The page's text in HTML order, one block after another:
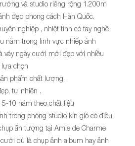
và studio riêng rộng 1.200m
đẹp phong cách Hàn Quốc.
nghiệp , nhiệt tình có tay nghề
năm trong lĩnh vực nhiếp ảnh
váy ngày cưới mới đẹp với nhiều
chọn
phẩm chất lượng .
tự nhiên .
10 năm theo chất liệu
trong phòng studio kín gió có điều
ấn tượng tại Amie de Charme
dù là chụp ảnh album hay ảnh